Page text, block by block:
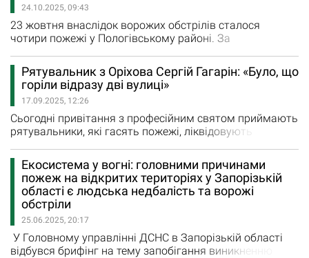
Запорізькій…
24.10.2025, 09:43
23 жовтня внаслідок ворожих обстрілів сталося
чотири пожежі у Пологівському районі. За
ДСНС в Запорізькій області, у Гуляйполі за двома
адресами рятувальники ліквідували загоряння
житлового будинку та господарчої споруди на
загальній площі 130 кв.м. У селі Преображенка горіла
будівля на площі 16 кв.м. В Оріхові…
Рятувальник з Оріхова Сергій Гагарін: «Було, що
горіли відразу дві вулиці»
17.09.2025, 12:26
Сьогодні привітання з професійним святом приймають
рятувальники, які гасять пожежі, ліквідовують
території гуманітарну допомогу і воду. Співробітники
ДСНС - справжні герої без зброї, на долю яких випадає
багато викликів та випробувань! Вогонь, обстріли,
стихійні лиха - це буденність їхньої служби. А
готовність…
Екосистема у вогні: головними причинами
пожеж на відкритих територіях у Запорізькій
області є людська недбалість та ворожі
обстріли
25.06.2025, 20:17
У Головному управлінні ДСНС в Запорізькій області
відбувся брифінг на тему запобігання виникненню